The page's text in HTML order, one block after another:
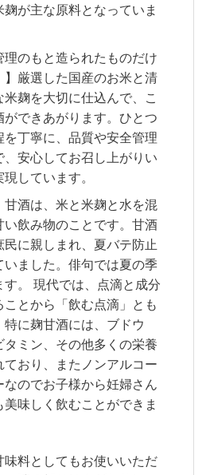
が主な原料となっていま
理のもと造られたものだけ
】厳選した国産のお米と清
麹を大切に仕込んで、こ
できあがります。ひとつ
丁寧に、品質や安全管理
、安心してお召し上がりい
しています。
甘酒は、米と米麹と水を混
飲み物のことです。甘酒
に親しまれ、夏バテ防止
ました。俳句では夏の季
。 現代では、点滴と成分
とから「飲む点滴」とも
に麹甘酒には、ブドウ
ミン、その他多くの栄養
おり、またノンアルコー
のでお子様から妊婦さん
味しく飲むことができま
料としてもお使いいただ